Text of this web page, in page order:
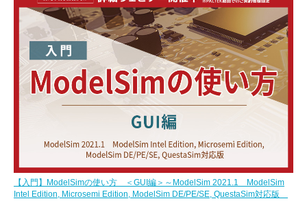
【入門】ModelSimの使い方 ＜GUI編＞～ModelSim 2021.1 ModelSim
Intel Edition, Microsemi Edition, ModelSim DE/PE/SE, QuestaSim対応版